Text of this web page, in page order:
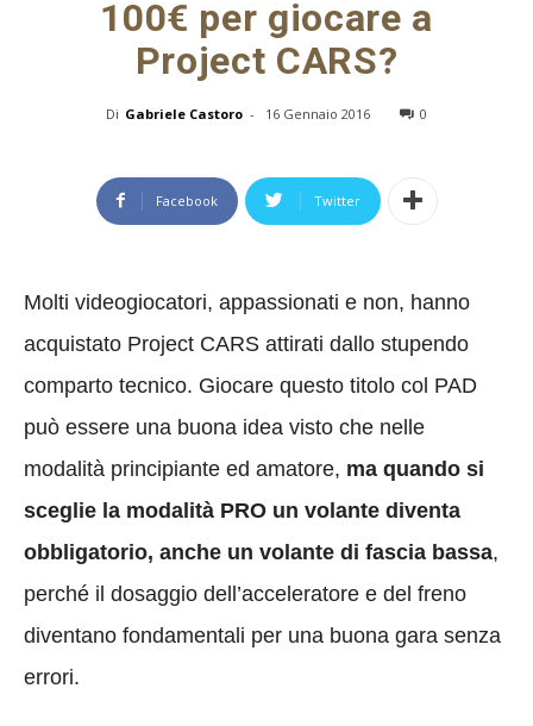
100€ per giocare a
Project CARS?
Di Gabriele Castoro - 16 Gennaio 2016 0
Facebook Twitter
Molti videogiocatori, appassionati e non, hanno
acquistato Project CARS attirati dallo stupendo
comparto tecnico. Giocare questo titolo col PAD
può essere una buona idea visto che nelle
modalità principiante ed amatore, ma quando si
sceglie la modalità PRO un volante diventa
obbligatorio, anche un volante di fascia bassa,
perché il dosaggio dell’acceleratore e del freno
diventano fondamentali per una buona gara senza
errori.